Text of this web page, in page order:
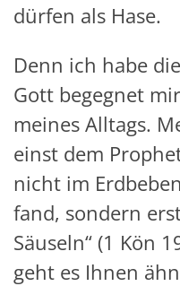
dürfen als Hase.
Denn ich habe
Gott begegnet
meines Alltags.
einst dem
nicht im
fand, sondern
Säuseln“ (1 Kön
geht es Ihnen